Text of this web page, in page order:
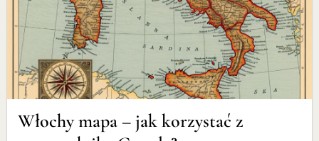
Włochy mapa – jak korzystać z